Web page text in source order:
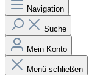
Navigation
Suche
Mein Konto
Menü schließen